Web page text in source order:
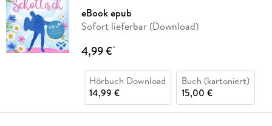
eBook epub
Sofort lieferbar (Download)
4,99 €*
Hörbuch Download
14,99 €
Buch (kartoniert)
15,00 €